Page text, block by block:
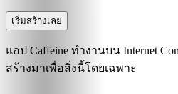
เริ่มสร้างเลย
แอป Caffeine ทำงานบน Internet
สร้างมาเพื่อสิ่งนี้โดยเฉพาะ